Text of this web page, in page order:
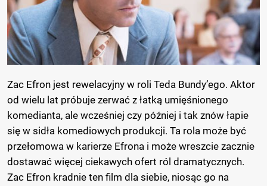
Zac Efron jest rewelacyjny w roli Teda Bundy’ego. Aktor
od wielu lat próbuje zerwać z łatką umięśnionego
komedianta, ale wcześniej czy później i tak znów łapie
się w sidła komediowych produkcji. Ta rola może być
przełomowa w karierze Efrona i może wreszcie zacznie
dostawać więcej ciekawych ofert ról dramatycznych.
Zac Efron kradnie ten film dla siebie, niosąc go na